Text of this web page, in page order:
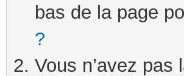
bas de la page
?
Vous n’avez